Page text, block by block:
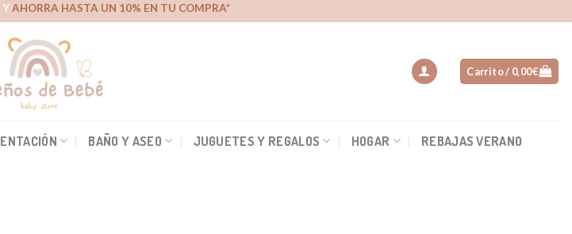
YAHORRA HASTA UN 10% EN TU COMPRA*
Carrito / 0,00€
BAÑO Y ASEO JUGUETES Y REGALOS HOGAR REBAJAS VERANO